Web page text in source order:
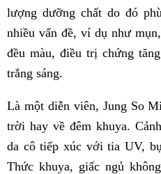
lượng dưỡng chất do đó
nhiều vấn đề, ví dụ như
đều màu, điều trị chứng
trắng sáng.
Là một diễn viên, Jung So
trời hay về đêm khuya.
da cô tiếp xúc với tia UV,
Thức khuya, giấc ngủ